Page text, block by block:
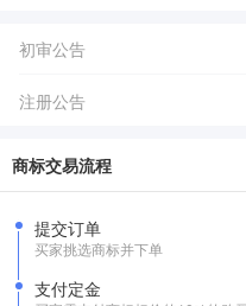
初审公告
注册公告
商标交易流程
提交订单
买家挑选商标并下单
支付定金